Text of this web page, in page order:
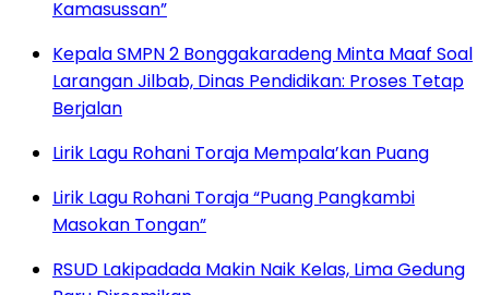
Kamasussan”
Kepala SMPN 2 Bonggakaradeng Minta Maaf Soal
Larangan Jilbab, Dinas Pendidikan: Proses Tetap
Berjalan
Lirik Lagu Rohani Toraja Mempala’kan Puang
Lirik Lagu Rohani Toraja “Puang Pangkambi
Masokan Tongan”
RSUD Lakipadada Makin Naik Kelas, Lima Gedung